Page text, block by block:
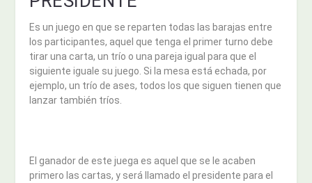
Es un juego en que se reparten todas las barajas entre
los participantes, aquel que tenga el primer turno debe
tirar una carta, un trío o una pareja igual para que el
siguiente iguale su juego. Si la mesa está echada, por
ejemplo, un trío de ases, todos los que siguen tienen que
lanzar también tríos.
El ganador de este juega es aquel que se le acaben
primero las cartas, y será llamado el presidente para el